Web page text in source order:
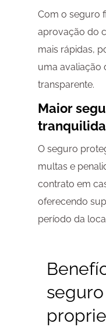
Com o seguro
aprovação do
mais rápidas,
uma avaliação
transparente.
Maior
O seguro
multas e
contrato em
oferecendo
período da